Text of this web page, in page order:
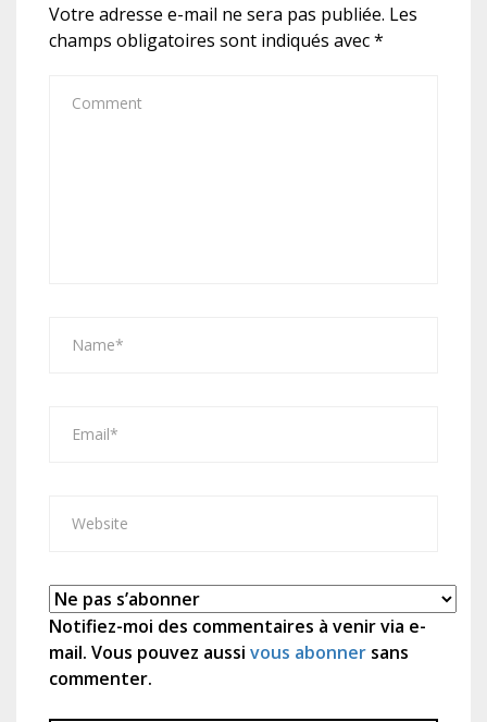
Votre adresse e-mail ne sera pas publiée. Les
champs obligatoires sont indiqués avec*
Notifiez-moi des commentaires à venir via e-
mail. Vous pouvez aussi vous abonner sans
commenter.